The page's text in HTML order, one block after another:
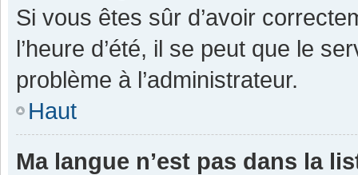
Si vous êtes sûr d’avoir
l’heure d’été, il se peut que le
problème à l’administrateur.
Haut
Ma langue n’est pas dans la